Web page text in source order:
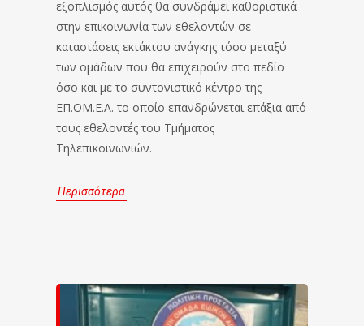
εξοπλισμός αυτός θα συνδράμει καθοριστικά
στην επικοινωνία των εθελοντών σε
καταστάσεις εκτάκτου ανάγκης τόσο μεταξύ
των ομάδων που θα επιχειρούν στο πεδίο
όσο και με το συντονιστικό κέντρο της
ΕΠ.ΟΜ.Ε.Α. το οποίο επανδρώνεται επάξια από
τους εθελοντές του Τμήματος
Τηλεπικοινωνιών.
Περισσότερα